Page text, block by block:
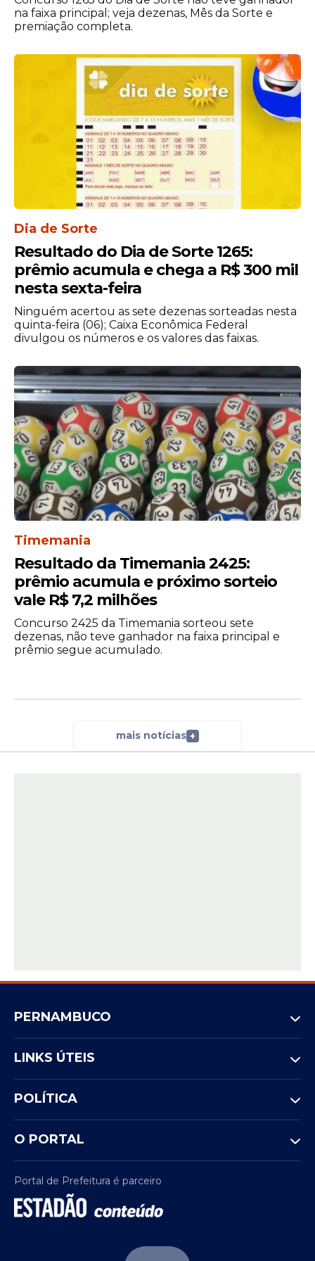
souber do resultado oficial. Essa assinatura
vincula o papel ao comprador e impede
forma ilegal se encontrarem o bilhete na
rua por acidente.
máximo de 90 dias corridos para
movimentar o dinheiro na agência,
sorteio. O governo federal recolhe os
prêmios que os apostadores esquecem
após esse período limite e repassa o
dinheiro integralmente para o Fundo de
Financiamento Estudantil, o Fies, que
financia o estudo de jovens em
universidades.
na faixa principal; veja dezenas, Mês da Sorte e
premiação completa.
Dia de Sorte
Resultado do Dia de Sorte 1265:
prêmio acumula e chega a R$ 300 mil
nesta sexta-feira
Ninguém acertou as sete dezenas sorteadas nesta
quinta-feira (06); Caixa Econômica Federal
divulgou os números e os valores das faixas.
Timemania
Resultado da Timemania 2425:
prêmio acumula e próximo sorteio
vale R$ 7,2 milhões
Concurso 2425 da Timemania sorteou sete
dezenas, não teve ganhador na faixa principal e
prêmio segue acumulado.
mais notícias +
PERNAMBUCO
LINKS ÚTEIS
POLÍTICA
O PORTAL
Portal de Prefeitura é parceiro